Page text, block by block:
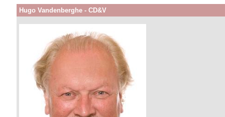
Hugo Vandenberghe - CD&V